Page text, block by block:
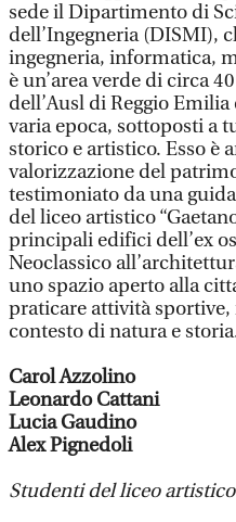
sede il Dipartimento di
dell’Ingegneria (DISMI),
ingegneria, informatica,
è un’area verde di circa
dell’Ausl di Reggio
varia epoca, sottoposti a
storico e artistico. Esso è
valorizzazione del
testimoniato da una
del liceo artistico
principali edifici dell’ex
Neoclassico
uno spazio aperto alla
praticare attività
contesto di natura e
Carol Azzolino
Leonardo Cattani
Lucia Gaudino
Alex Pignedoli
Studentidel liceo